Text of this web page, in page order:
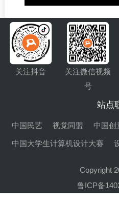
关注抖音
关注微信视频
号
站点
中国民艺 视觉同盟 中国创
中国大学生计算机设计大赛
Copyright
鲁ICP备